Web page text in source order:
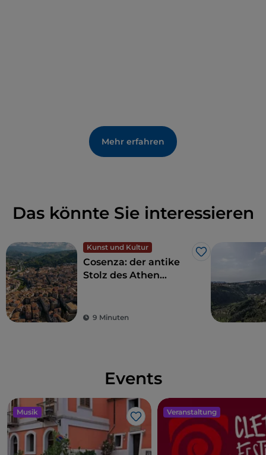
Mehr erfahren
Das könnte Sie interessieren
Kunst und Kultur
Like
Cosenza: der antike
Stolz des Athen
9 Minuten
Events
Musik
Like
Veranstaltung